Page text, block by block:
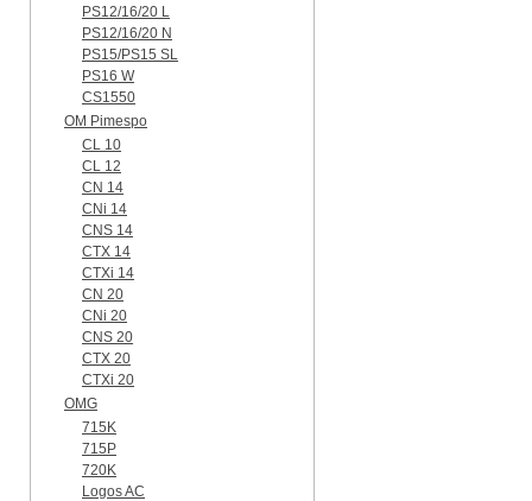
PS12/16/20 L
PS12/16/20 N
PS15/PS15 SL
PS16 W
CS1550
OM Pimespo
CL 10
CL 12
CN 14
CNi 14
CNS 14
CTX 14
CTXi 14
CN 20
CNi 20
CNS 20
CTX 20
CTXi 20
OMG
715K
715P
720K
Logos AC